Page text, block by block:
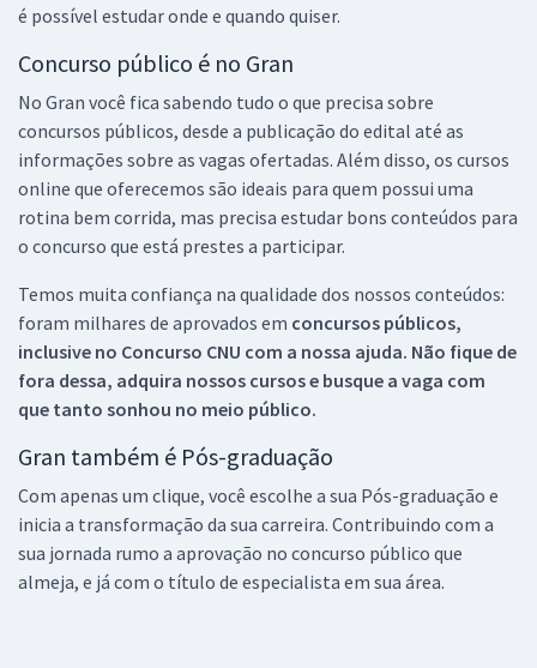
é possível estudar onde e quando quiser.
Concurso público é no Gran
No Gran você fica sabendo tudo o que precisa sobre
concursos públicos, desde a publicação do edital até as
informações sobre as vagas ofertadas. Além disso, os cursos
online que oferecemos são ideais para quem possui uma
rotina bem corrida, mas precisa estudar bons conteúdos para
o concurso que está prestes a participar.
Temos muita confiança na qualidade dos nossos conteúdos:
foram milhares de aprovados em concursos públicos,
inclusive no Concurso CNU com a nossa ajuda. Não fique de
fora dessa, adquira nossos cursos e busque a vaga com
que tanto sonhou no meio público.
Gran também é Pós-graduação
Com apenas um clique, você escolhe a sua Pós-graduação e
inicia a transformação da sua carreira. Contribuindo com a
sua jornada rumo a aprovação no concurso público que
almeja, e já com o título de especialista em sua área.